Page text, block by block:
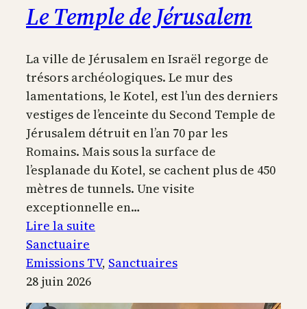
Le Temple de Jérusalem
La ville de Jérusalem en Israël regorge de
trésors archéologiques. Le mur des
lamentations, le Kotel, est l’un des derniers
vestiges de l’enceinte du Second Temple de
Jérusalem détruit en l’an 70 par les
Romains. Mais sous la surface de
l’esplanade du Kotel, se cachent plus de 450
mètres de tunnels. Une visite
exceptionnelle en…
Lire la suite
Temple
Jérusalem
Sanctuaire
Emissions TV, Sanctuaires
28 juin 2026